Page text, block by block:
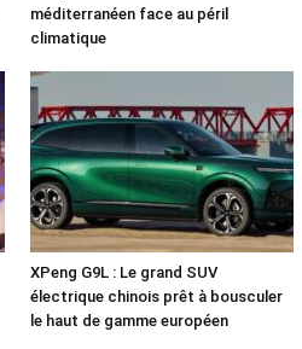
méditerranéen face au péril
climatique
XPeng G9L : Le grand SUV
électrique chinois prêt à bousculer
le haut de gamme européen